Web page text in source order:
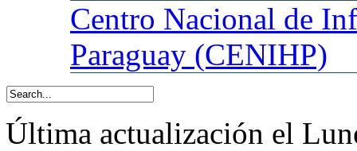
Centro Nacional de
Paraguay (CENIHP)
Última actualización el